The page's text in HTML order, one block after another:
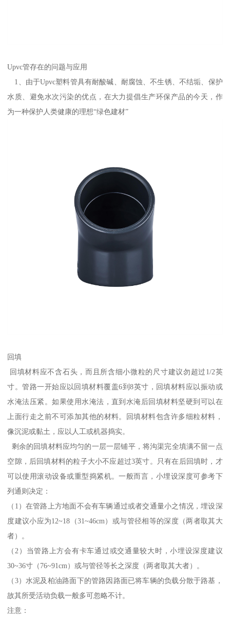
Upvc管存在的问题与应用
1、由于Upvc塑料管具有耐酸碱、耐腐蚀、不生锈、不结垢、保护
水质、避免水次污染的优点，在大力提倡生产环保产品的今天，作
为一种保护人类健康的理想“绿色建材”
回填
回填材料应不含石头，而且所含细小微粒的尺寸建议勿超过1/2英
寸。管路一开始应以回填材料覆盖6到8英寸，回填材料应以振动或
水淹法压紧。如果使用水淹法，直到水淹后回填材料坚硬到可以在
上面行走之前不可添加其他的材料。回填材料包含许多细粒材料，
像沉泥或黏土，应以人工或机器捣实。
剩余的回填材料应均匀的一层一层铺平，将沟渠完全填满不留一点
空隙，后回填材料的粒子大小不应超过3英寸。只有在后回填时，才
可以使用滚动设备或重型捣紧机。一般而言，小埋设深度可参考下
列通则决定：
（1）在管路上方地面不会有车辆通过或者交通量小之情况，埋设深
度建议小应为12~18（31~46cm）或与管径相等的深度（两者取其大
者）。
（2）当管路上方会有卡车通过或交通量较大时，小埋设深度建议
30~36寸（76~91cm）或与管径等长之深度（两者取其大者）。
（3）水泥及柏油路面下的管路因路面已将车辆的负载分散于路基，
故其所受活动负载一般多可忽略不计。
注意：